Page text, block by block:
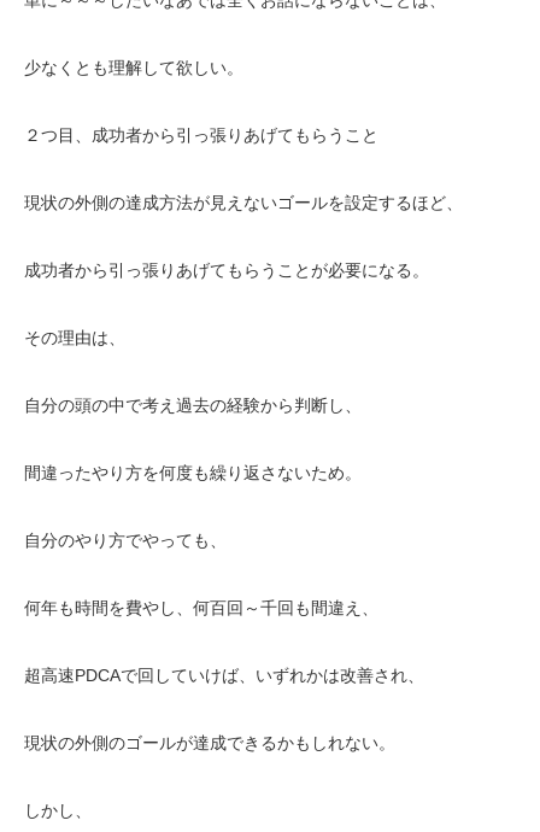
少なくとも理解して欲しい。
２つ目、成功者から引っ張りあげてもらうこと
現状の外側の達成方法が見えないゴールを設定するほど、
成功者から引っ張りあげてもらうことが必要になる。
その理由は、
自分の頭の中で考え過去の経験から判断し、
間違ったやり方を何度も繰り返さないため。
自分のやり方でやっても、
何年も時間を費やし、何百回～千回も間違え、
超高速PDCAで回していけば、いずれかは改善され、
現状の外側のゴールが達成できるかもしれない。
しかし、